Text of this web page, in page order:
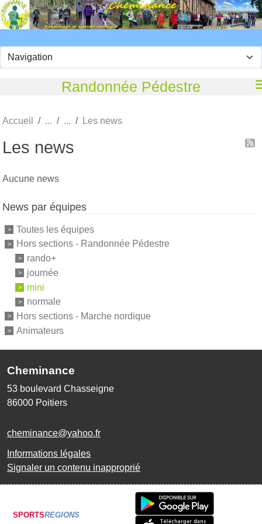
Randonnée Pédestre
Accueil Les news
Les news
Aucune news
News par équipes
Toutes les équipes
Hors sections - Randonnée Pédestre
rando+
journée
mini
normale
Hors sections - Marche nordique
Animateurs
Cheminance
53 boulevard Chasseigne
86000 Poitiers
cheminance@yahoo.fr
Informations légales
Signaler un contenu inapproprié
SPORTSREGIONS
Panneau de gestion des cookies